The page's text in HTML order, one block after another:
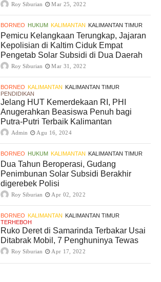
Roy Siburian Mar 25, 2022
BORNEO HUKUM KALIMANTAN KALIMANTAN TIMUR
Pemicu Kelangkaan Terungkap, Jajaran
Kepolisian di Kaltim Ciduk Empat
Pengetab Solar Subsidi di Dua Daerah
Roy Siburian Mar 31, 2022
BORNEO KALIMANTAN KALIMANTAN TIMUR
PENDIDIKAN
Jelang HUT Kemerdekaan RI, PHI
Anugerahkan Beasiswa Penuh bagi
Putra-Putri Terbaik Kalimantan
Admin Agu 16, 2024
BORNEO HUKUM KALIMANTAN KALIMANTAN TIMUR
Dua Tahun Beroperasi, Gudang
Penimbunan Solar Subsidi Berakhir
digerebek Polisi
Roy Siburian Apr 02, 2022
BORNEO KALIMANTAN KALIMANTAN TIMUR
TERHEBOH
Ruko Deret di Samarinda Terbakar Usai
Ditabrak Mobil, 7 Penghuninya Tewas
Roy Siburian Apr 17, 2022